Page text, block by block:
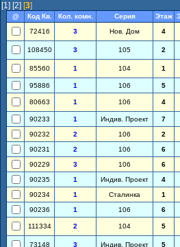
[1] [2] [3]
@ Код Кв. Кол. комн. Серия Этаж
72416
3 Нов. Дом 4
108450 3 105 2
85560 1 104 1
95886 1 106 5
80663 1 106 4
90233 1 Индив. Проект 7
90232
2 106 2
90231
2 106 6
90229
3 106 6
90235
1 Индив. Проект 4
90234
1 Сталинка 1
90236
1 106 6
111334 2 104 5
73148 3 Индив. Проект 5